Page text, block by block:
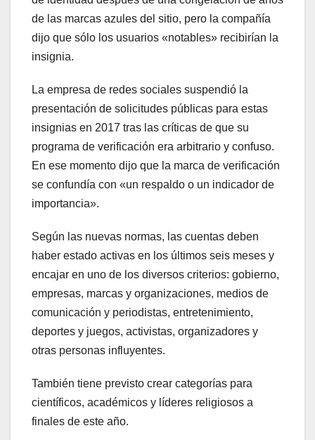
de las marcas azules del sitio, pero la compañía
dijo que sólo los usuarios «notables» recibirían la
insignia.
La empresa de redes sociales suspendió la
presentación de solicitudes públicas para estas
insignias en 2017 tras las críticas de que su
programa de verificación era arbitrario y confuso.
En ese momento dijo que la marca de verificación
se confundía con «un respaldo o un indicador de
importancia».
Según las nuevas normas, las cuentas deben
haber estado activas en los últimos seis meses y
encajar en uno de los diversos criterios: gobierno,
empresas, marcas y organizaciones, medios de
comunicación y periodistas, entretenimiento,
deportes y juegos, activistas, organizadores y
otras personas influyentes.
También tiene previsto crear categorías para
científicos, académicos y líderes religiosos a
finales de este año.